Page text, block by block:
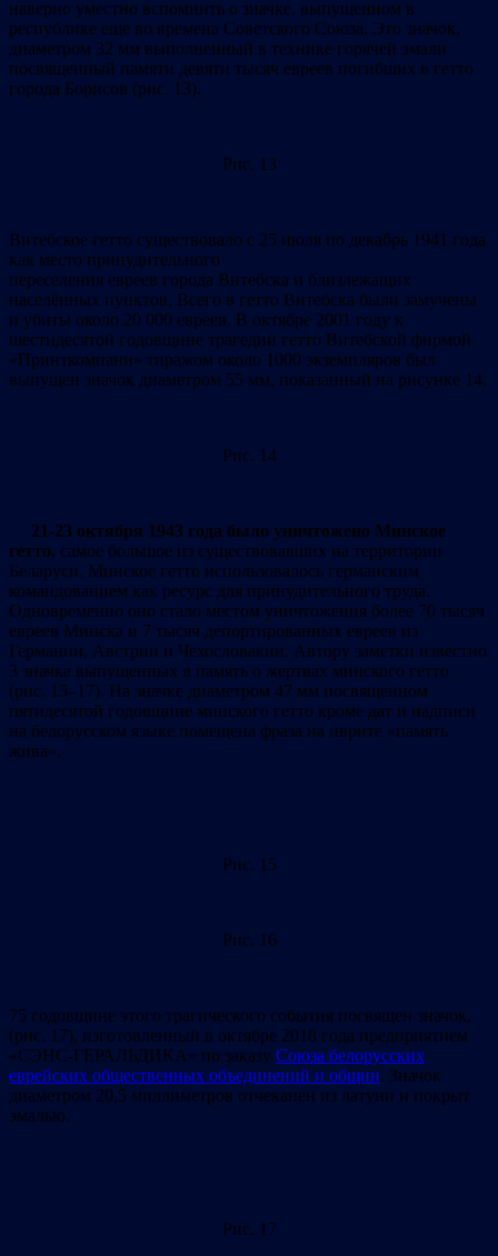
наверно уместно вспомнить о значке, выпущенном в
республике еще во времена Советского Союза. Это значок,
диаметром 32 мм выполненный в технике горячей эмали
посвященный памяти девяти тысяч евреев погибших в гетто
города Борисов (рис. 13).
Рис. 13
Витебское гетто существовало с 25 июля по декабрь 1941 года
как место принудительного
переселения евреев города Витебска и близлежащих
населённых пунктов, Всего в гетто Витебска были замучены
и убиты около 20 000 евреев. В октябре 2001 году к
шестидесятой годовщине трагедии гетто Витебской фирмой
«Принткомпани» тиражом около 1000 экземпляров был
выпущен значок диаметром 55 мм, показанный на рисунке 14.
Рис. 14
21-23 октября 1943 года было уничтожено Минское
гетто, самое большое из существовавших на территории
Беларуси. Минское гетто использовалось германским
командованием как ресурс для принудительного труда.
Одновременно оно стало местом уничтожения более 70 тысяч
евреев Минска и 7 тысяч депортированных евреев из
Германии, Австрии и Чехословакии. Автору заметки известно
3 значка выпущенных в память о жертвах минского гетто
(рис. 15–17). На значке диаметром 47 мм посвященном
пятидесятой годовщине минского гетто кроме дат и надписи
на белорусском языке помещена фраза на иврите «память
жива».
Рис. 15
Рис. 16
75 годовщине этого трагического события посвящен значок,
(рис. 17), изготовленный в октябре 2018 года предприятием
«СЭНС-ГЕРАЛЬДИКА» по заказу Союза белорусских
еврейских общественных объединений и общин. Значок
диаметром 20,5 миллиметров отчеканен из латуни и покрыт
эмалью.
Рис. 17